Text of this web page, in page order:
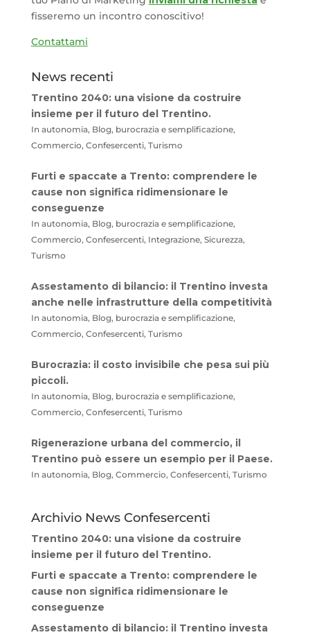
fisseremo un incontro conoscitivo!
Contattami
News recenti
Trentino 2040: una visione da costruire
insieme per il futuro del Trentino.
In autonomia, Blog, burocrazia e semplificazione,
Commercio, Confesercenti, Turismo
Furti e spaccate a Trento: comprendere le
cause non significa ridimensionare le
conseguenze
In autonomia, Blog, burocrazia e semplificazione,
Commercio, Confesercenti, Integrazione, Sicurezza,
Turismo
Assestamento di bilancio: il Trentino investa
anche nelle infrastrutture della competitività
In autonomia, Blog, burocrazia e semplificazione,
Commercio, Confesercenti, Turismo
Burocrazia: il costo invisibile che pesa sui più
piccoli.
In autonomia, Blog, burocrazia e semplificazione,
Commercio, Confesercenti, Turismo
Rigenerazione urbana del commercio, il
Trentino può essere un esempio per il Paese.
In autonomia, Blog, Commercio, Confesercenti, Turismo
Archivio News Confesercenti
Trentino 2040: una visione da costruire
insieme per il futuro del Trentino.
Furti e spaccate a Trento: comprendere le
cause non significa ridimensionare le
conseguenze
Assestamento di bilancio: il Trentino investa